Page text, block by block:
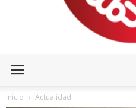
Inicio Actualidad